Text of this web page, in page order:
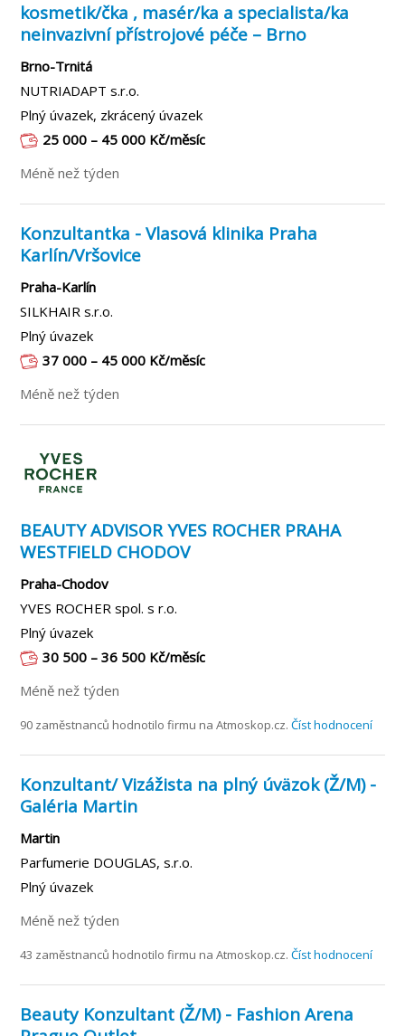
kosmetik/čka , masér/ka a specialista/ka
neinvazivní přístrojové péče – Brno
Brno-Trnitá
NUTRIADAPT s.r.o.
Plný úvazek, zkrácený úvazek
25 000 – 45 000 Kč/měsíc
Méně než týden
Konzultantka - Vlasová klinika Praha
Karlín/Vršovice
Praha-Karlín
SILKHAIR s.r.o.
Plný úvazek
37 000 – 45 000 Kč/měsíc
Méně než týden
BEAUTY ADVISOR YVES ROCHER PRAHA
WESTFIELD CHODOV
Praha-Chodov
YVES ROCHER spol. s r.o.
Plný úvazek
30 500 – 36 500 Kč/měsíc
Méně než týden
90 zaměstnanců hodnotilo firmu na Atmoskop.cz.Číst hodnocení
Konzultant/ Vizážista na plný úväzok (Ž/M) -
Galéria Martin
Martin
Parfumerie DOUGLAS, s.r.o.
Plný úvazek
Méně než týden
43 zaměstnanců hodnotilo firmu na Atmoskop.cz.Číst hodnocení
Beauty Konzultant (Ž/M) - Fashion Arena